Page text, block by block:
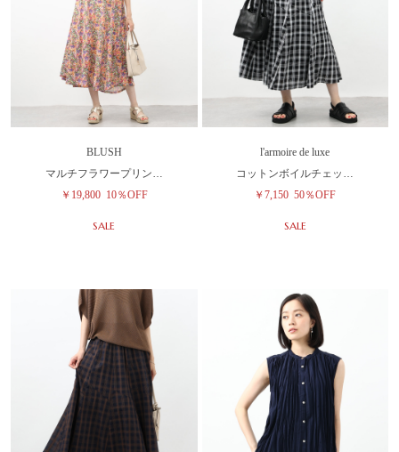
BLUSH
マルチフラワープリン…
￥19,800 10％OFF
SALE
l'armoire de luxe
コットンボイルチェッ…
￥7,150 50％OFF
SALE